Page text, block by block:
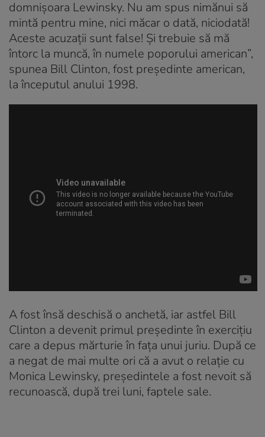
domnişoara Lewinsky. Nu am spus nimănui să
mintă pentru mine, nici măcar o dată, niciodată!
Aceste acuzaţii sunt false! Şi trebuie să mă
întorc la muncă, în numele poporului american”,
spunea Bill Clinton, fost preşedinte american,
la începutul anului 1998.
A fost însă deschisă o anchetă, iar astfel Bill
Clinton a devenit primul președinte în exercițiu
care a depus mărturie în fața unui juriu. După ce
a negat de mai multe ori că a avut o relație cu
Monica Lewinsky, președintele a fost nevoit să
recunoască, după trei luni, faptele sale.